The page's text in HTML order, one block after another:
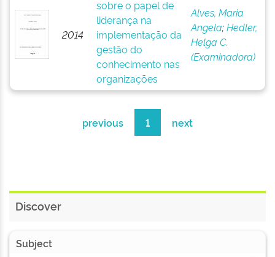
2014
sobre o papel de
liderança na
implementação da
gestão do
conhecimento nas
organizações
Alves, Maria
Angela;Hedler,
Helga C.
(Examinadora)
previous 1 next
Discover
Subject